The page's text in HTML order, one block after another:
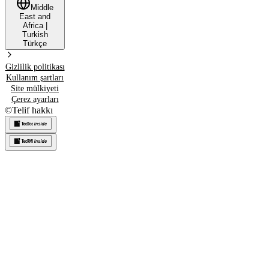
Middle
East and
Africa|
Turkish
Türkçe
Gizlilik politikası
Kullanım şartları
Site mülkiyeti
Çerez ayarları
©Telif hakkı